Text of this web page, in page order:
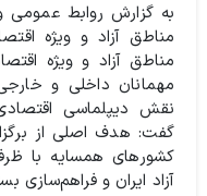
به گزارش روابط عمومی
مناطق آزاد و ویژه
مناطق آزاد و‌ ویژه
مهمانان داخلی و
نقش دیپلماسی
گفت: هدف اصلی از
کشورهای همسایه با
آزاد ایران و فراهم‌سازی